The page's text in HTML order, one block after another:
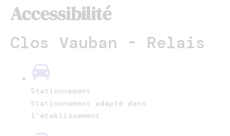
Accessibilité
Clos Vauban - Relais
Stationnement
Stationnement adapté dans
l'établissement